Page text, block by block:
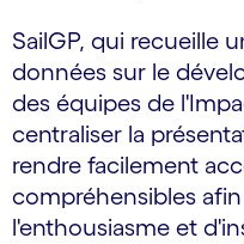
SailGP, qui recueille
données sur le
des équipes de
centraliser la
rendre facilement
compréhensibles
l'enthousiasme et